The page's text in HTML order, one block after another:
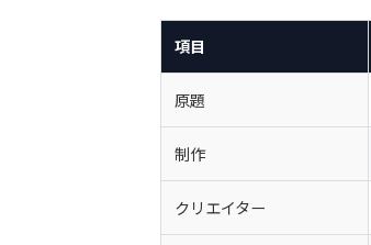
項目
原題
制作
クリエイター